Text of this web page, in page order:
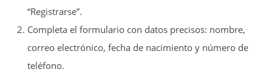
“Registrarse”.
Completa el formulario con datos precisos: nombre,
correo electrónico, fecha de nacimiento y número de
teléfono.